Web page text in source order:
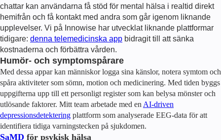
chattar kan användarna få stöd för mental hälsa i realtid direkt
hemifrån och få kontakt med andra som går igenom liknande
upplevelser. Vi på Innowise har utvecklat liknande plattformar
tidigare: denna telemedicinska app bidragit till att sänka
kostnaderna och förbättra vården.
Humör- och symptomspårare
Med dessa appar kan människor logga sina känslor, notera symtom och
spåra aktiviteter som sömn, motion och medicinering. Med tiden byggs
uppgifterna upp till ett personligt register som kan belysa mönster och
utlösande faktorer. Mitt team arbetade med en AI-driven
depressionsdetektering plattform som analyserade EEG-data för att
identifiera tidiga varningstecken på sjukdomen.
SaMD för psykisk hälsa